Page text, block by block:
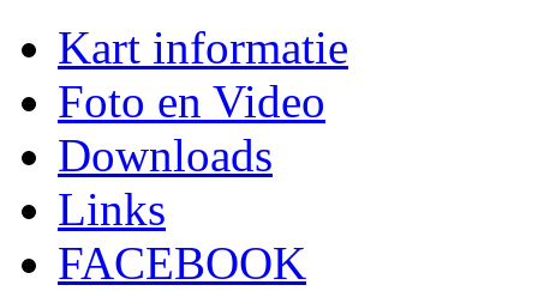
Kart informatie
Foto en Video
Downloads
Links
FACEBOOK